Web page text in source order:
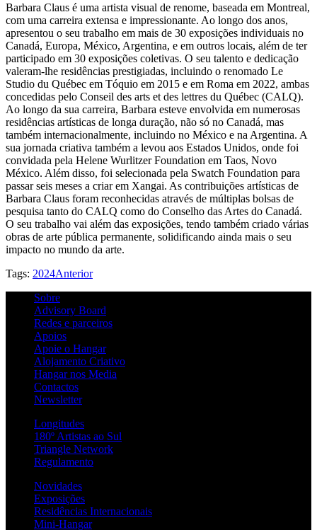
Barbara Claus é uma artista visual de renome, baseada em Montreal,
com uma carreira extensa e impressionante. Ao longo dos anos,
apresentou o seu trabalho em mais de 30 exposições individuais no
Canadá, Europa, México, Argentina, e em outros locais, além de ter
participado em 30 exposições coletivas. O seu talento e dedicação
valeram-lhe residências prestigiadas, incluindo o renomado Le
Studio du Québec em Tóquio em 2015 e em Roma em 2022, ambas
concedidas pelo Conseil des arts et des lettres du Québec (CALQ).
Ao longo da sua carreira, Barbara esteve envolvida em numerosas
residências artísticas de longa duração, não só no Canadá, mas
também internacionalmente, incluindo no México e na Argentina. A
sua jornada criativa também a levou aos Estados Unidos, onde foi
convidada pela Helene Wurlitzer Foundation em Taos, Novo
México. Além disso, foi selecionada pela Swatch Foundation para
passar seis meses a criar em Xangai. As contribuições artísticas de
Barbara Claus foram reconhecidas através de múltiplas bolsas de
pesquisa tanto do CALQ como do Conselho das Artes do Canadá.
O seu trabalho vai além das exposições, tendo também criado várias
obras de arte pública permanente, solidificando ainda mais o seu
impacto no mundo da arte.
Tags: 2024Anterior
Sobre
Advisory Board
Redes e parceiros
Apoios
Apoie o Hangar
Alojamento Criativo
Hangar nos Media
Contactos
Newsletter
Longitudes
180º Artistas ao Sul
Triangle Network
Regulamento
Novidades
Exposições
Residências Internacionais
Mini-Hangar